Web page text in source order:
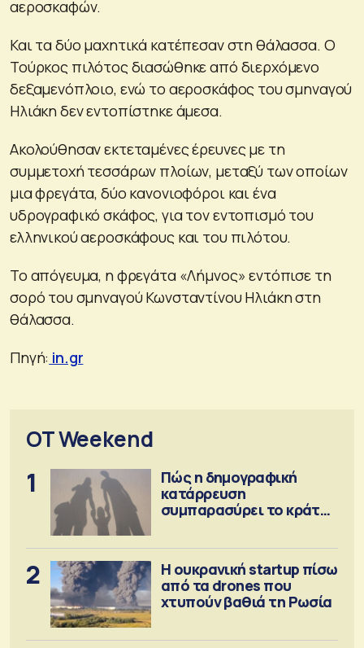
αεροσκαφών.
Και τα δύο μαχητικά κατέπεσαν στη θάλασσα. Ο
Τούρκος πιλότος διασώθηκε από διερχόμενο
δεξαμενόπλοιο, ενώ το αεροσκάφος του σμηναγού
Ηλιάκη δεν εντοπίστηκε άμεσα.
Ακολούθησαν εκτεταμένες έρευνες με τη
συμμετοχή τεσσάρων πλοίων, μεταξύ των οποίων
μια φρεγάτα, δύο κανονιοφόροι και ένα
υδρογραφικό σκάφος, για τον εντοπισμό του
ελληνικού αεροσκάφους και του πιλότου.
Το απόγευμα, η φρεγάτα «Λήμνος» εντόπισε τη
σορό του σμηναγού Κωνσταντίνου Ηλιάκη στη
θάλασσα.
Πηγή: in.gr
OT Weekend
1
Πώς η δημογραφική
κατάρρευση
συμπαρασύρει το κράτος
2
Η ουκρανική startup πίσω
από τα drones που
χτυπούν βαθιά τη Ρωσία